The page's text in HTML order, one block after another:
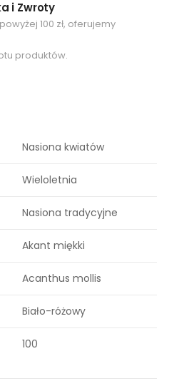
i Zwroty
100 zł, oferujemy
produktów.
Nasiona kwiatów
Wieloletnia
Nasiona tradycyjne
Akant miękki
Acanthus mollis
Biało-różowy
100